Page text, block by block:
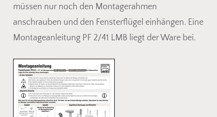
müssen nur noch den Montagerahmen
anschrauben und den Fensterflügel einhängen. Eine
Montageanleitung PF 2/41 LMB liegt der Ware bei.